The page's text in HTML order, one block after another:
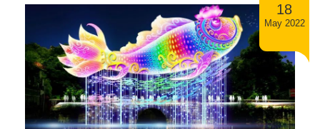
18
May 2022